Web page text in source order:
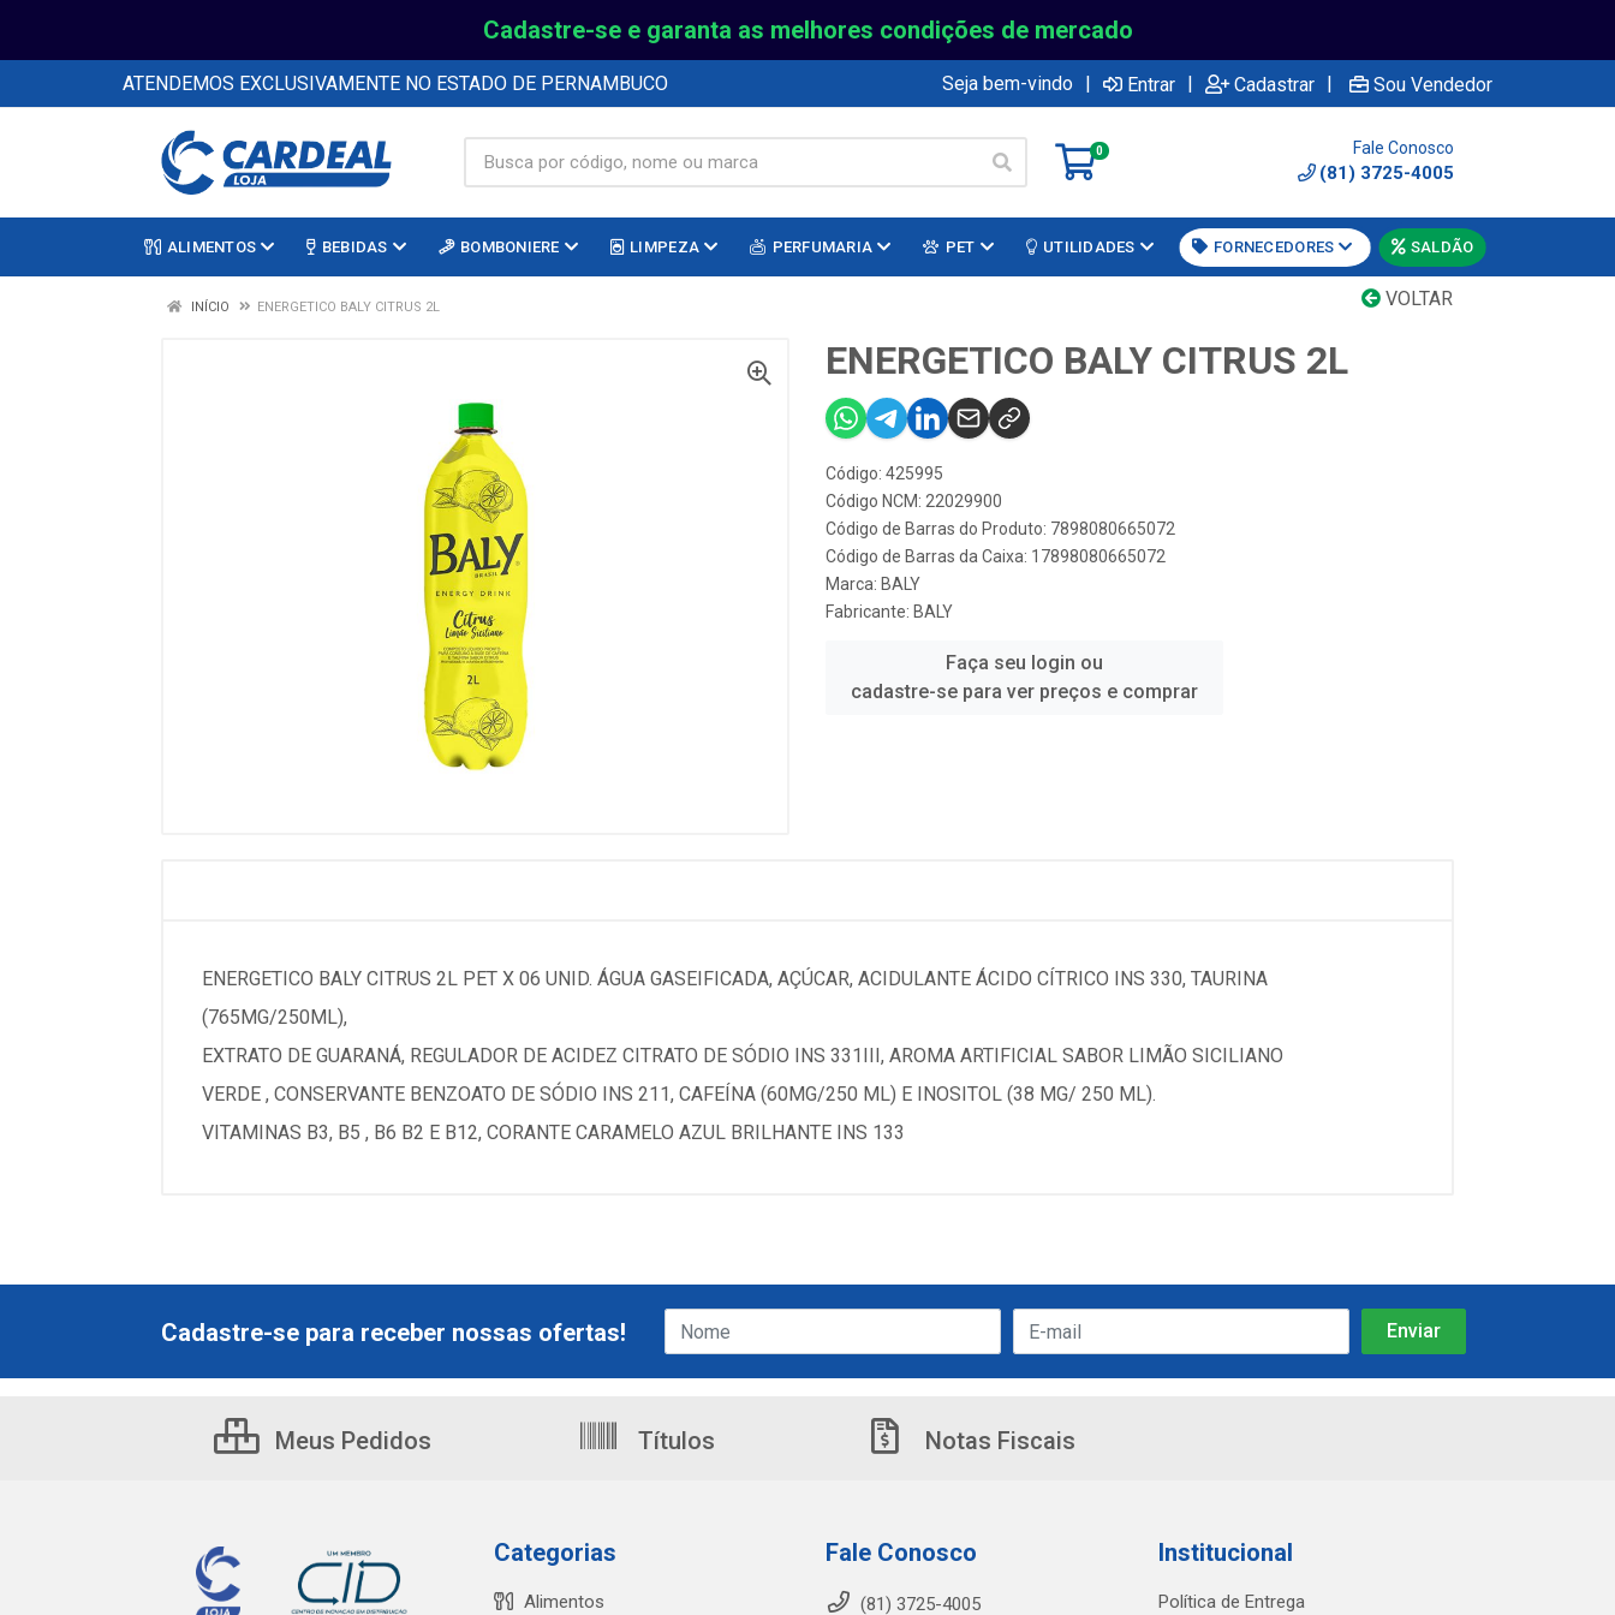
Cadastre-se e garanta as melhores condições de mercado
ATENDEMOS EXCLUSIVAMENTE NO ESTADO DE PERNAMBUCO Seja bem-vindo | Entrar | Cadastrar | Sou Vendedor
0 Fale Conosco
(81) 3725-4005
ALIMENTOS BEBIDAS BOMBONIERE LIMPEZA PERFUMARIA PET UTILIDADES FORNECEDORES SALDÃO
VOLTAR
INÍCIO ENERGETICO BALY CITRUS 2L
ENERGETICO BALY CITRUS 2L
Código: 425995
Código NCM: 22029900
Código de Barras do Produto: 7898080665072
Código de Barras da Caixa: 17898080665072
Marca: BALY
Fabricante: BALY
Faça seu login ou
cadastre-se para ver preços e comprar
ENERGETICO BALY CITRUS 2L PET X 06 UNID. ÁGUA GASEIFICADA, AÇÚCAR, ACIDULANTE ÁCIDO CÍTRICO INS 330, TAURINA
(765MG/250ML),
EXTRATO DE GUARANÁ, REGULADOR DE ACIDEZ CITRATO DE SÓDIO INS 331III, AROMA ARTIFICIAL SABOR LIMÃO SICILIANO
VERDE , CONSERVANTE BENZOATO DE SÓDIO INS 211, CAFEÍNA (60MG/250 ML) E INOSITOL (38 MG/ 250 ML).
VITAMINAS B3, B5 , B6 B2 E B12, CORANTE CARAMELO AZUL BRILHANTE INS 133
Cadastre-se para receber nossas ofertas!
Meus Pedidos Títulos Notas Fiscais
Categorias
Alimentos
Fale Conosco
(81) 3725-4005
Institucional
Política de Entrega